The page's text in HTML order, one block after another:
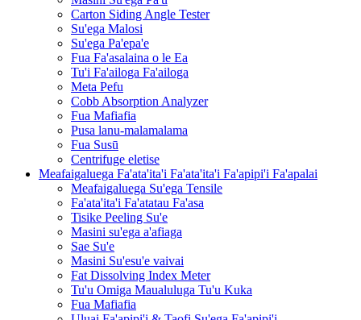
Carton Siding Angle Tester
Su'ega Malosi
Su'ega Pa'epa'e
Fua Fa'asalaina o le Ea
Tu'i Fa'ailoga Fa'ailoga
Meta Pefu
Cobb Absorption Analyzer
Fua Mafiafia
Pusa lanu-malamalama
Fua Susū
Centrifuge eletise
Meafaigaluega Fa'ata'ita'i Fa'ata'ita'i Fa'apipi'i Fa'apalai
Meafaigaluega Su'ega Tensile
Fa'ata'ita'i Fa'atatau Fa'asa
Tisike Peeling Su'e
Masini su'ega a'afiaga
Sae Su'e
Masini Su'esu'e vaivai
Fat Dissolving Index Meter
Tu'u Omiga Maualuluga Tu'u Kuka
Fua Mafiafia